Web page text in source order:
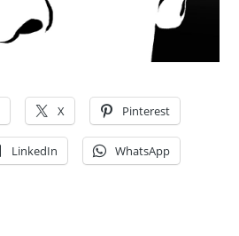
X Pinterest
LinkedIn WhatsApp